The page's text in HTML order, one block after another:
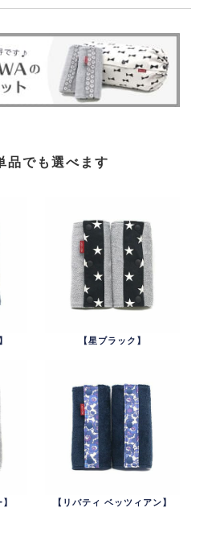
品でも選べます
【星ブラック】
【リバティ ベッツィアン】